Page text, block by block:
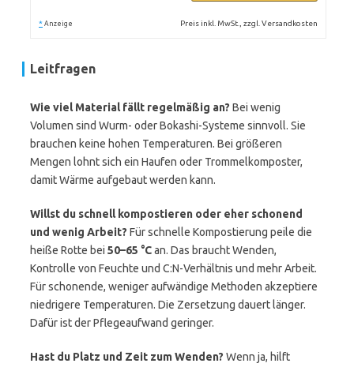
* Anzeige Preis inkl. MwSt., zzgl. Versandkosten
Leitfragen
Wie viel Material fällt regelmäßig an? Bei wenig
Volumen sind Wurm- oder Bokashi-Systeme sinnvoll. Sie
brauchen keine hohen Temperaturen. Bei größeren
Mengen lohnt sich ein Haufen oder Trommelkomposter,
damit Wärme aufgebaut werden kann.
Willst du schnell kompostieren oder eher schonend
und wenig Arbeit? Für schnelle Kompostierung peile die
heiße Rotte bei 50–65 °Can. Das braucht Wenden,
Kontrolle von Feuchte und C:N-Verhältnis und mehr Arbeit.
Für schonende, weniger aufwändige Methoden akzeptiere
niedrigere Temperaturen. Die Zersetzung dauert länger.
Dafür ist der Pflegeaufwand geringer.
Hast du Platz und Zeit zum Wenden? Wenn ja, hilft